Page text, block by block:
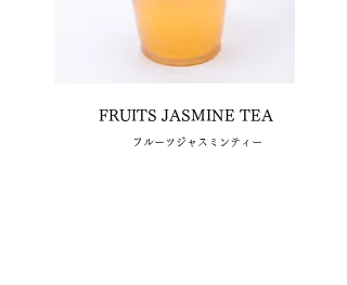
FRUITS JASMINE TEA
フルーツジャスミンティー